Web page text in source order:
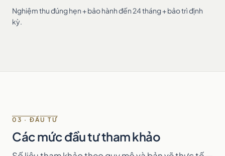
Nghiệm thu đúng hẹn + bảo hành đến 24 tháng + bảo trì định
kỳ.
03 · ĐẦU TƯ
Các mức đầu tư tham khảo